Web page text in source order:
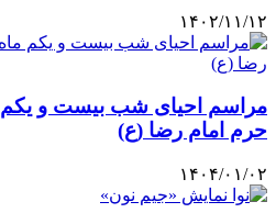
۱۴۰۲/۱۱/۱۲
مراسم احیای شب بیست و یکم
حرم امام رضا (ع)
۱۴۰۴/۰۱/۰۲